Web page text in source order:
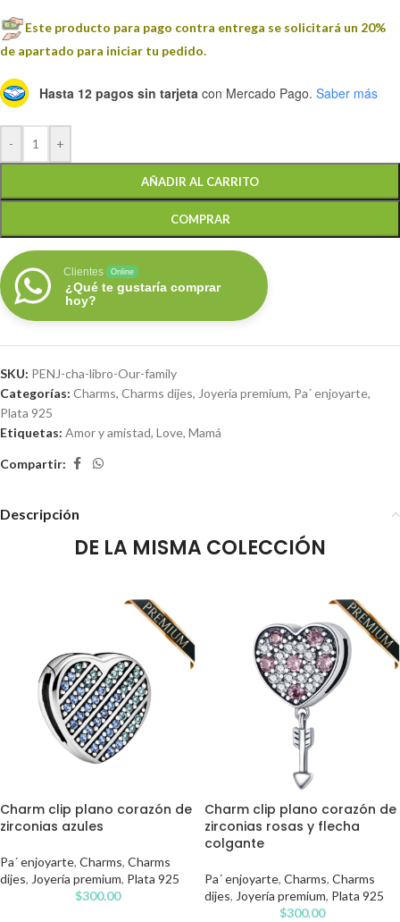
Este producto para pago contra entrega se solicitará un 20%
de apartado para iniciar tu pedido.
Hasta 12 pagos sin tarjeta con Mercado Pago. Saber más
- +
AÑADIR AL CARRITO
COMPRAR
Clientes Online
¿Qué te gustaría comprar
hoy?
SKU: PENJ-cha-libro-Our-family
Categorías: Charms, Charms dijes, Joyería premium, Pa´ enjoyarte,
Plata 925
Etiquetas: Amor y amistad, Love, Mamá
Compartir:
Descripción
DE LA MISMA COLECCIÓN
Charm clip plano corazón de
zirconias azules
Pa´ enjoyarte, Charms, Charms
dijes, Joyería premium, Plata 925
$300.00
Charm clip plano corazón de
zirconias rosas y flecha
colgante
Pa´ enjoyarte, Charms, Charms
dijes, Joyería premium, Plata 925
$300.00